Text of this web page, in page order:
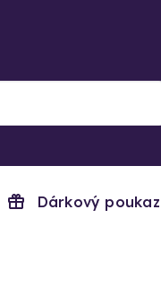
Dárkový poukaz